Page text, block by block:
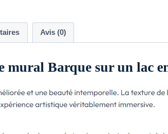
Avis (0)
mural Barque sur un lac